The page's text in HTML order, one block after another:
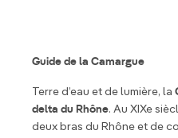
Guide de la Camargue
Terre d’eau et de lumière, la
delta du Rhône. Au XIXe
deux bras du Rhône et de